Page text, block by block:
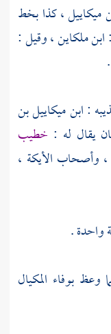
ميكاييل ،كذا بخط
ابن ملكاين ،وقيل :
.
:ابن ميكاييل بن
يقال له : خطيب
، وأصحاب الأيكة ،
واحدة .
بوفاء المكيال